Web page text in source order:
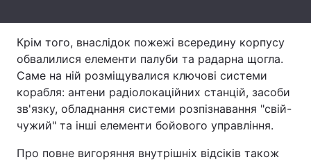
Тема оформлення
Крім того, внаслідок пожежі всередину корпусу
обвалилися елементи палуби та радарна щогла.
Саме на ній розміщувалися ключові системи
корабля: антени радіолокаційних станцій, засоби
зв'язку, обладнання системи розпізнавання "свій-
чужий" та інші елементи бойового управління.
Про повне вигоряння внутрішніх відсіків також